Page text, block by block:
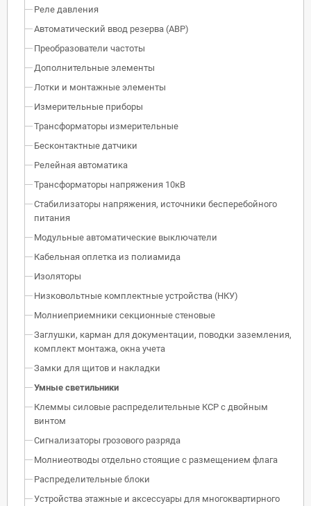
Реле давления
Автоматический ввод резерва (АВР)
Преобразователи частоты
Дополнительные элементы
Лотки и монтажные элементы
Измерительные приборы
Трансформаторы измерительные
Бесконтактные датчики
Релейная автоматика
Трансформаторы напряжения 10кВ
Стабилизаторы напряжения, источники бесперебойного
питания
Модульные автоматические выключатели
Кабельная оплетка из полиамида
Изоляторы
Низковольтные комплектные устройства (НКУ)
Молниеприемники секционные стеновые
Заглушки, карман для документации, поводки заземления,
комплект монтажа, окна учета
Замки для щитов и накладки
Умные светильники
Клеммы силовые распределительные КСР с двойным
винтом
Сигнализаторы грозового разряда
Молниеотводы отдельно стоящие с размещением флага
Распределительные блоки
Устройства этажные и аксессуары для многоквартирного